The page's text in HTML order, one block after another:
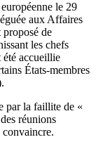
le 29
aux Affaires
de
les chefs
été accueillie
États-membres
par la faillite de «
réunions
convaincre.